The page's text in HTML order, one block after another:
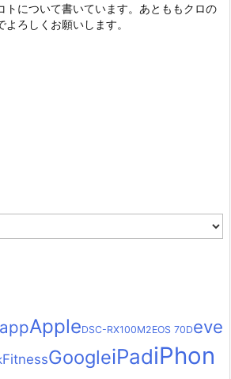
トについて書いています。あとももクロの
ろしくお願いします。
appAppleDSC-RX100M2EOS 70Deve
FitnessGoogleiPadiPhon